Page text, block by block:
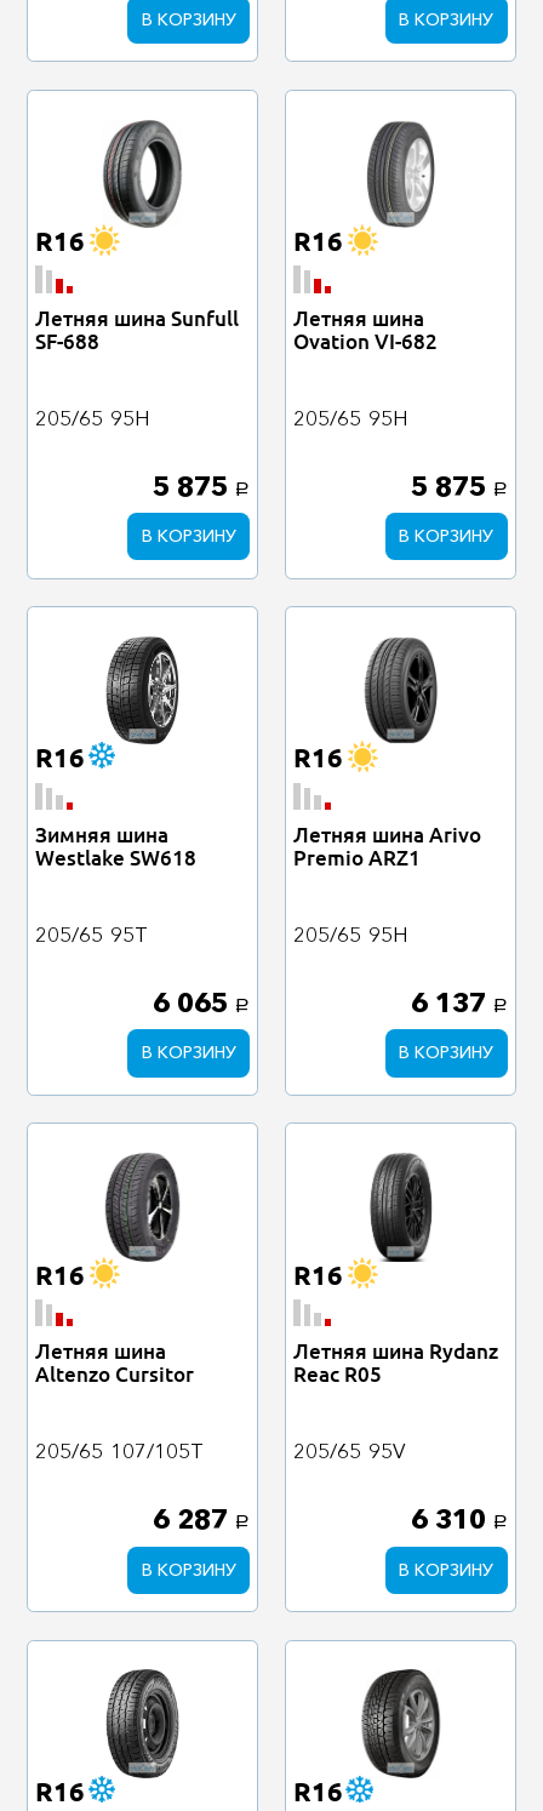
В КОРЗИНУ В КОРЗИНУ
R16
Летняя шина Sunfull
SF-688
205/65 95H
5 875 a
В КОРЗИНУ
R16
Летняя шина
Ovation VI-682
205/65 95H
5 875 a
В КОРЗИНУ
R16
Зимняя шина
Westlake SW618
205/65 95T
6 065 a
В КОРЗИНУ
R16
Летняя шина Arivo
Premio ARZ1
205/65 95H
6 137 a
В КОРЗИНУ
R16
Летняя шина
Altenzo Cursitor
205/65 107/105T
6 287 a
В КОРЗИНУ
R16
Летняя шина Rydanz
Reac R05
205/65 95V
6 310 a
В КОРЗИНУ
R16 R16